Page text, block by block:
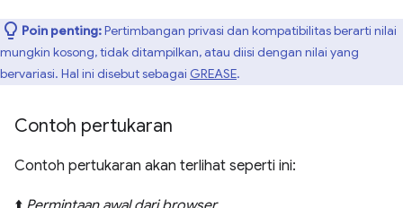
Poin penting:Pertimbangan privasi dan kompatibilitas berarti nilai
mungkin kosong, tidak ditampilkan, atau diisi dengan nilai yang
bervariasi. Hal ini disebut sebagai GREASE.
Contoh pertukaran
Contoh pertukaran akan terlihat seperti ini: